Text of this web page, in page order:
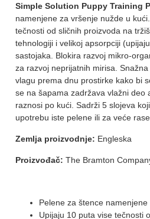
Simple Solution Puppy Training
namenjene za vršenje nužde u
tečnosti od sličnih proizvoda na
tehnologiji i velikoj apsorpciji
sastojaka. Blokira razvoj mikro-
za razvoj neprijatnih mirisa.
vlagu prema dnu prostirke kako bi
se na šapama zadržava vlažni deo
raznosi po kući. Sadrži 5 slojeva
upotrebu iste pelene ili za veće rase
Zemlja proizvodnje: Engleska
Proizvođač: The Bramton
Pelene za štence
Upijaju 10 puta vise tečnosti